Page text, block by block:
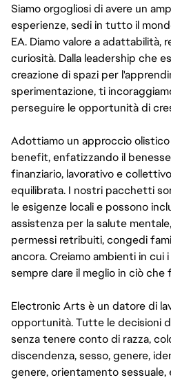
Siamo orgogliosi di avere un
esperienze, sedi in tutto il
EA. Diamo valore a adattabilità,
curiosità. Dalla leadership che
creazione di spazi per
sperimentazione, ti
perseguire le opportunità di
Adottiamo un approccio
benefit, enfatizzando il
finanziario, lavorativo e
equilibrata. I nostri pacchetti
le esigenze locali e possono
assistenza per la salute
permessi retribuiti, congedi
ancora. Creiamo ambienti in
sempre dare il meglio in ciò che
Electronic Arts è un datore di
opportunità. Tutte le decisioni
senza tenere conto di razza,
discendenza, sesso, genere,
genere, orientamento sessuale,